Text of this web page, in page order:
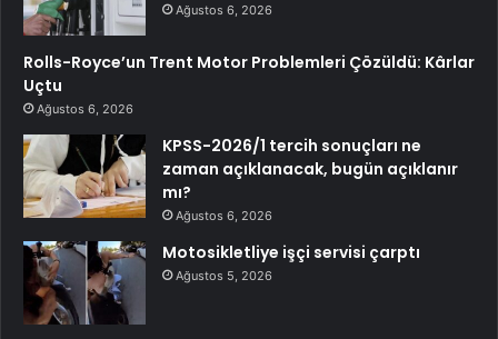
Ağustos 6, 2026
Rolls-Royce’un Trent Motor Problemleri Çözüldü: Kârlar
Uçtu
Ağustos 6, 2026
KPSS-2026/1 tercih sonuçları ne
zaman açıklanacak, bugün açıklanır
mı?
Ağustos 6, 2026
Motosikletliye işçi servisi çarptı
Ağustos 5, 2026